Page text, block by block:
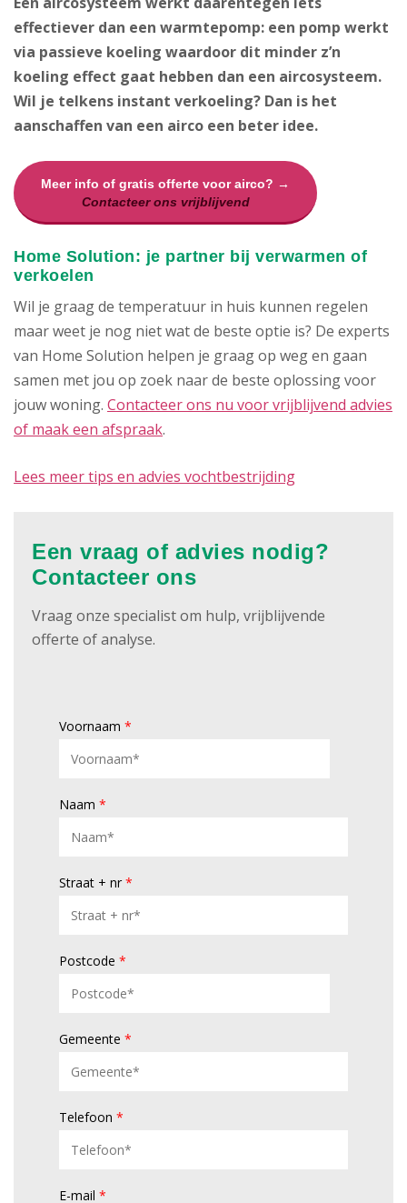
effectiever dan een warmtepomp: een pomp werkt
via passieve koeling waardoor dit minder z’n
koeling effect gaat hebben dan een aircosysteem.
Wil je telkens instant verkoeling? Dan is het
aanschaffen van een airco een beter idee.
Meer info of gratis offerte voor airco? →
Contacteer ons vrijblijvend
Home Solution: je partner bij verwarmen of
verkoelen
Wil je graag de temperatuur in huis kunnen regelen
maar weet je nog niet wat de beste optie is? De experts
van Home Solution helpen je graag op weg en gaan
samen met jou op zoek naar de beste oplossing voor
jouw woning. Contacteer ons nu voor vrijblijvend advies
of maak een afspraak.
Lees meer tips en advies vochtbestrijding
Een vraag of advies nodig?
Contacteer ons
Vraag onze specialist om hulp, vrijblijvende
offerte of analyse.
Voornaam*
Naam*
Straat + nr*
Postcode*
Gemeente*
Telefoon*
E-mail*